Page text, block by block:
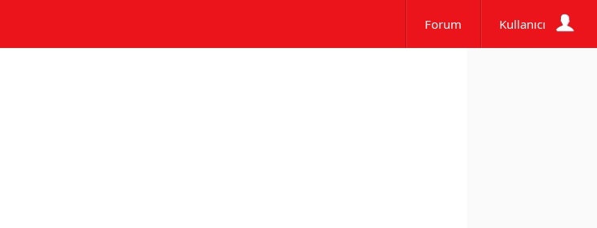
Forum Kullanıcı